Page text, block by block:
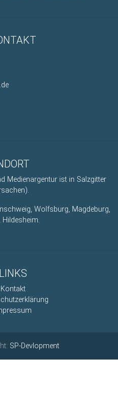
Medienargentur ist in Salzgitter
Wolfsburg, Magdeburg,
Hildesheim.
LINKS
Kontakt
SP-Devlopment